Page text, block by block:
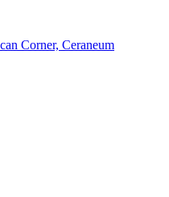
Corner, Ceraneum